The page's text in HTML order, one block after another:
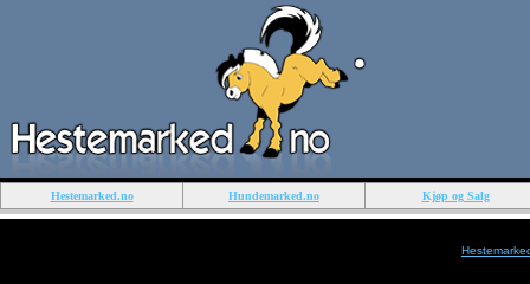
Hestemarked.no Hundemarked.no Kjøp og Salg